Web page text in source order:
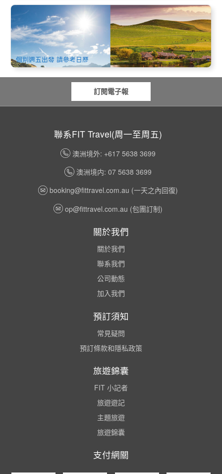
新西蘭南北島 | 雙火車冰川大環線11天中文團 | 基督城進 奧克
蘭出
868 已預訂
AUD $3,390.00
NZ1032W-11D
個別週五出發 請參考日歷
訂閱電子報
聯系FIT Travel(周一至周五)
澳洲境外: +617 5638 3699
澳洲境内: 07 5638 3699
booking@fittravel.com.au (一天之內回復)
op@fittravel.com.au (包團訂制)
關於我們
關於我們
聯系我們
公司動態
加入我們
預訂須知
常見疑問
預訂條款和隱私政策
旅遊錦囊
FIT 小記者
旅遊遊記
主題旅遊
旅遊錦囊
支付網關